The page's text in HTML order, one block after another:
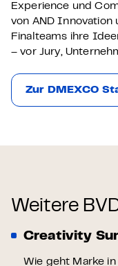
Experience und
von AND Innovation
Finalteams ihre
– vor Jury,
Zur DMEXCO
Weitere
Creativity
Wie geht Marke